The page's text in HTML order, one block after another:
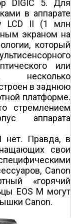
DIGIC 5. Для
в аппарате
LCD II (1 млн
экраном на
который
или
несколько
в заднюю
платформе.
стремлением
аппарата
нет. Правда, в
свои
Canon
«горячий
EOS M могут
Canon.